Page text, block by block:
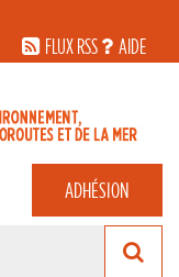
FLUX RSS
AIDE
ADHÉSION